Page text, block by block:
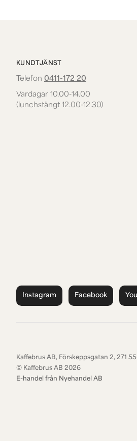
KUNDTJÄNST
Telefon 0411-172 20
Vardagar 10.00-14.00
(lunchstängt 12.00-12.30)
Instagram Facebook
Kaffebrus AB, Förskeppsgatan 2, 271 55
© Kaffebrus AB 2026
E-handel från Nyehandel AB